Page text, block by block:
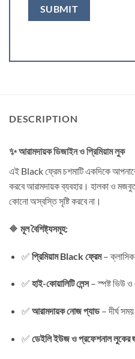
DESCRIPTION
✨ আরামদায়ক ডিজাইন ও প্রিমিয়াম লুক
এই Black ফ্রেম চশমাটি একদিকে
করবে আরামদায়ক ব্যবহার। হালকা ও
কোনো অস্বস্তি সৃষ্টি করবে না।
🔶 মূল বৈশিষ্ট্যসমূহ:
✅ প্রিমিয়াম Black ফ্রেম–
✅ হাই-কোয়ালিটি লেন্স– স্পষ্ট ভিউ ও
✅ আরামদায়ক নোজ প্যাড– দীর্ঘ
✅ ডেইলি ইউজ ও প্রফেশনাল লুকের